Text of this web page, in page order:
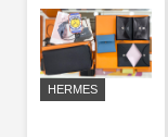
HERMES